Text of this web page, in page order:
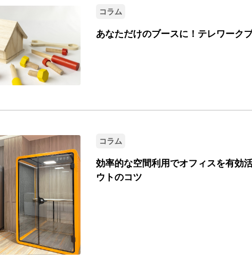
コラム
あなただけのブースに！テレワーク
コラム
効率的な空間利用でオフィスを有効
ウトのコツ